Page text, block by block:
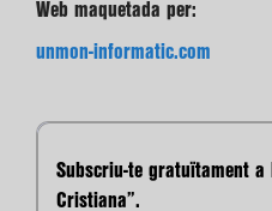
Web maquetada per:
unmon-informatic.com
Subscriu-te gratuïtament a
Cristiana”.